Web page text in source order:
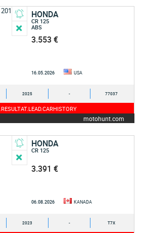
HONDA
CR 125
ABS
3.553 €
16.05.2026 USA
2025 - 77037
motohunt.com
HONDA
CR 125
3.391 €
06.08.2026 KANADA
2023 - T7X